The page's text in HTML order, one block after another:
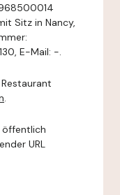
Sitz in Nancy,
E-Mail: -.
.
öffentlich
URL